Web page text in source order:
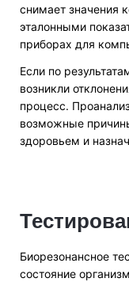
снимает значения
эталонными
приборах для
Если по
возникли
процесс.
возможные
здоровьем и
Биорезонансное
состояние